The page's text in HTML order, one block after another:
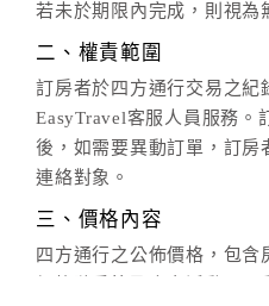
若未於期限內完成，則視為
二、權責範圍
訂房者於四方通行交易之紀
EasyTravel客服人員服務。
後，如需要異動訂單，訂房
連絡對象。
三、價格內容
四方通行之公佈價格，包